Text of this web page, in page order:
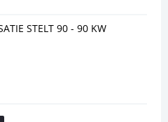
STELT 90 - 90 KW